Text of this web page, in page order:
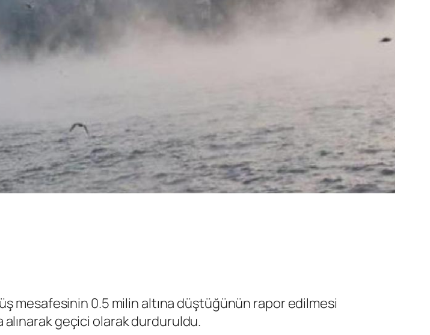
mesafesinin 0.5 milin altına düştüğünün rapor edilmesi
geçici olarak durduruldu.